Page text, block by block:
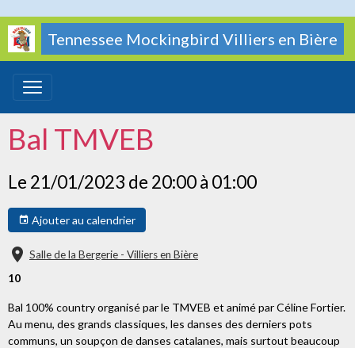
Tennessee Mockingbird Villiers en Bière
Bal TMVEB
Le 21/01/2023 de 20:00à 01:00
Ajouter au calendrier
Salle de la Bergerie - Villiers en Bière
10
Bal 100% country organisé par le TMVEB et animé par Céline Fortier.
Au menu, des grands classiques, les danses des derniers pots
communs, un soupçon de danses catalanes, mais surtout beaucoup